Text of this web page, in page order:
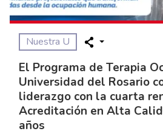
Nuestra U
El Programa de Terapia
Universidad del Rosario
liderazgo con la cuarta
Acreditación en Alta
años